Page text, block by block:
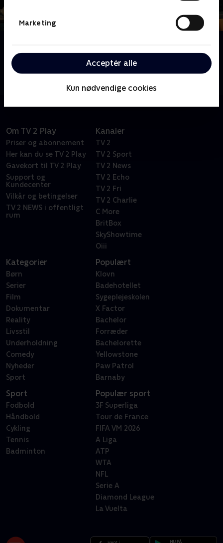
Marketing
Acceptér alle
Kun nødvendige cookies
Et hold af Storbritanniens dygtigste og mest
passionerede håndværkere reparerer finurlige
Om TV 2 Play
Priser og abonnement
Her kan du se TV 2 Play
Gavekort til TV 2 Play
Support og
Kundecenter
Vilkår og betingelser
TV 2 NEWS i offentligt
rum
Kanaler
TV 2
TV 2 Sport
TV 2 News
TV 2 Echo
TV 2 Fri
TV 2 Charlie
C More
BritBox
SkyShowtime
Oiii
Kategorier
Børn
Serier
Film
Dokumentar
Reality
Livsstil
Underholdning
Comedy
Nyheder
Sport
Populært
Klovn
Badehotellet
Sygeplejeskolen
X Factor
Bachelor
Forræder
Bachelorette
Yellowstone
Paw Patrol
Barnaby
Sport
Fodbold
Håndbold
Cykling
Tennis
Badminton
Populær sport
3F Superliga
Tour de France
FIFA VM 2026
A Liga
ATP
WTA
NFL
Serie A
Diamond League
La Vuelta